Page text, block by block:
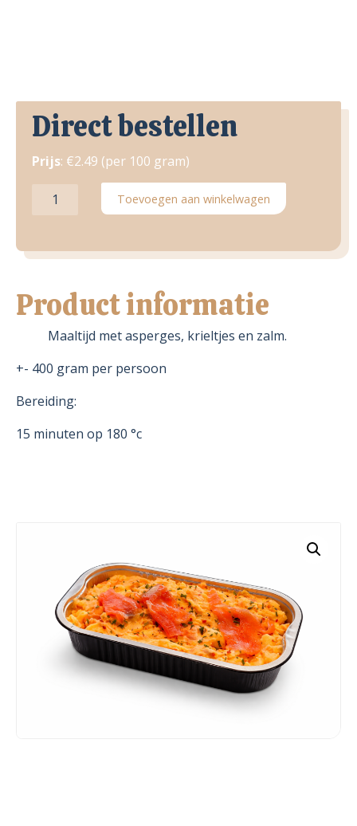
Direct bestellen
Prijs: €2.49 (per 100 gram)
Asperge-
aantal
Toevoegen aan winkelwagen
Product informatie
Maaltijd met asperges, krieltjes en zalm.
+- 400 gram per persoon
Bereiding:
15 minuten op 180 °c